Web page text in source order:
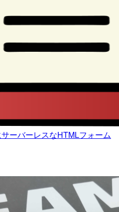
ーバーレスなHTMLフォーム